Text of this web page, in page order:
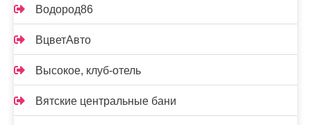
Водород86
ВцветАвто
Высокое, клуб-отель
Вятские центральные бани